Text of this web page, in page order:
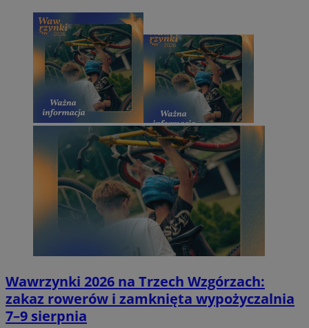
Wawrzynki 2026 na Trzech Wzgórzach:
zakaz rowerów i zamknięta wypożyczalnia
7–9 sierpnia